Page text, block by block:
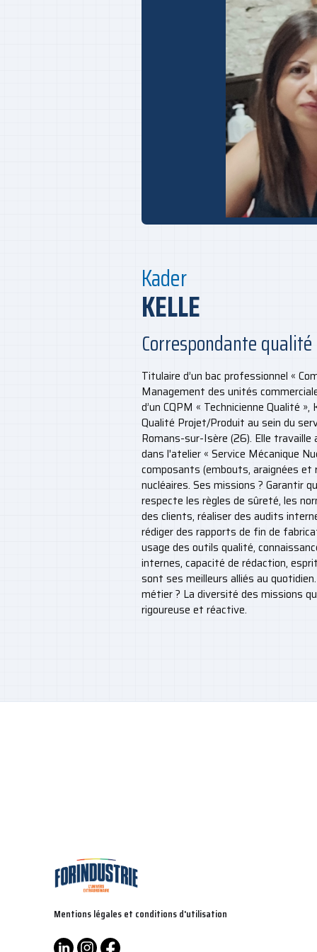
Kader
KELLE
Correspondante
Titulaire d’un bac professionnel «
Management des unités
d’un CQPM « Technicienne Qualité
Qualité Projet/Produit au sein du
Romans-sur-Isère (26). Elle travaille
dans l'atelier « Service Mécanique
composants (embouts, araignées
nucléaires. Ses missions ? Garantir
respecte les règles de sûreté, les
des clients, réaliser des audits
rédiger des rapports de fin de
usage des outils qualité,
internes, capacité de rédaction,
sont ses meilleurs alliés au
métier ? La diversité des missions
rigoureuse et réactive.
Mentions légales et conditions d'utilisation